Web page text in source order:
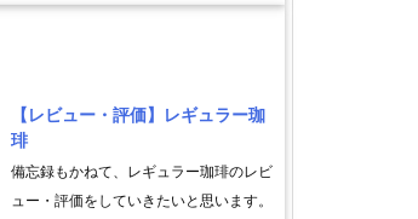
【レビュー・評価】レギュラー珈
琲
備忘録もかねて、レギュラー珈琲のレビ
ュー・評価をしていきたいと思います。